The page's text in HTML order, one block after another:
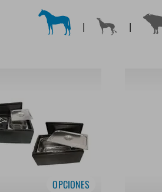
| |
OPCIONES